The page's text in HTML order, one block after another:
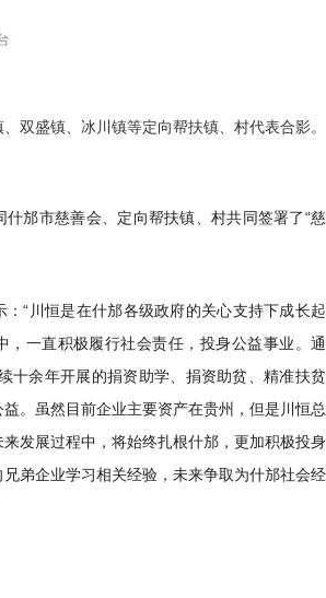
双盛镇、冰川镇等定向帮扶镇、村代表合影。
什邡市慈善会、定向帮扶镇、村共同签署了“慈
：“川恒是在什邡各级政府的关心支持下成长起
，一直积极履行社会责任，投身公益事业。通
十余年开展的捐资助学、捐资助贫、精准扶贫
。虽然目前企业主要资产在贵州，但是川恒总
发展过程中，将始终扎根什邡，更加积极投身
弟企业学习相关经验，未来争取为什邡社会经